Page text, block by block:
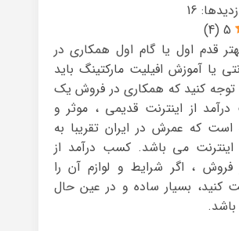
16
5
(
4
)
قدم اول یا گام اول همکاری در
یا آموزش افیلیت مارکتینگ باید
توجه کنید که همکاری در فروش یک
از اینترنت قدیمی ، موثر و
است که عمرش در ایران تقریبا به
اینترنت می باشد. کسب درآمد از
، اگر شرایط و لوازم آن را
کنید، بسیار ساده و در عین حال